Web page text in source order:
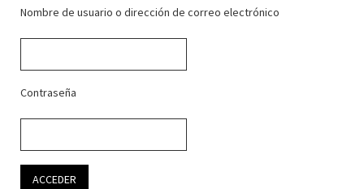
Nombre de usuario o dirección de correo electrónico
Contraseña